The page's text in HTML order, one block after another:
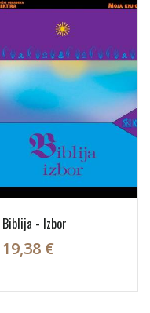
Biblija - Izbor
19,38 €